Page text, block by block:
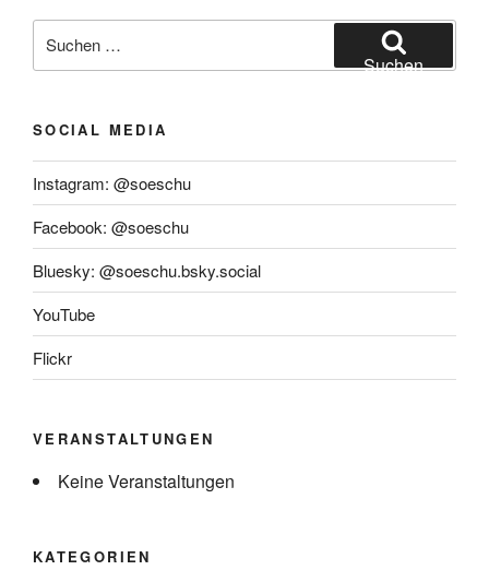
nach:
Suchen
SOCIAL MEDIA
Instagram: @soeschu
Facebook: @soeschu
Bluesky: @soeschu.bsky.social
YouTube
Flickr
VERANSTALTUNGEN
Keine Veranstaltungen
KATEGORIEN